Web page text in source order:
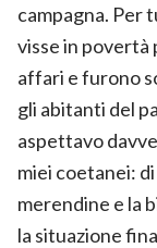
campagna. Per
visse in povertà
affari e furono
gli abitanti del
aspettavo
miei coetanei:
merendine e la
la situazione